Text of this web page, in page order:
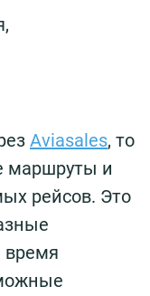
Aviasales, то
маршруты и
рейсов. Это
время